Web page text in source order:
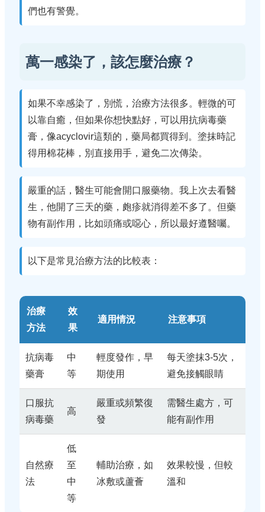
們也有警覺。
萬一感染了，該怎麼治療？
如果不幸感染了，別慌，治療方法很多。輕微的可
以靠自癒，但如果你想快點好，可以用抗病毒藥
膏，像acyclovir這類的，藥局都買得到。塗抹時記
得用棉花棒，別直接用手，避免二次傳染。
嚴重的話，醫生可能會開口服藥物。我上次去看醫
生，他開了三天的藥，皰疹就消得差不多了。但藥
物有副作用，比如頭痛或噁心，所以最好遵醫囑。
以下是常見治療方法的比較表：
治療
方法
效
果
適用情況 注意事項
抗病毒
藥膏
中
等
輕度發作，早
期使用
每天塗抹3-5次，
避免接觸眼睛
口服抗
病毒藥
高
嚴重或頻繁復
發
需醫生處方，可
能有副作用
自然療
法
低
至
中
等
輔助治療，如
冰敷或蘆薈
效果較慢，但較
溫和